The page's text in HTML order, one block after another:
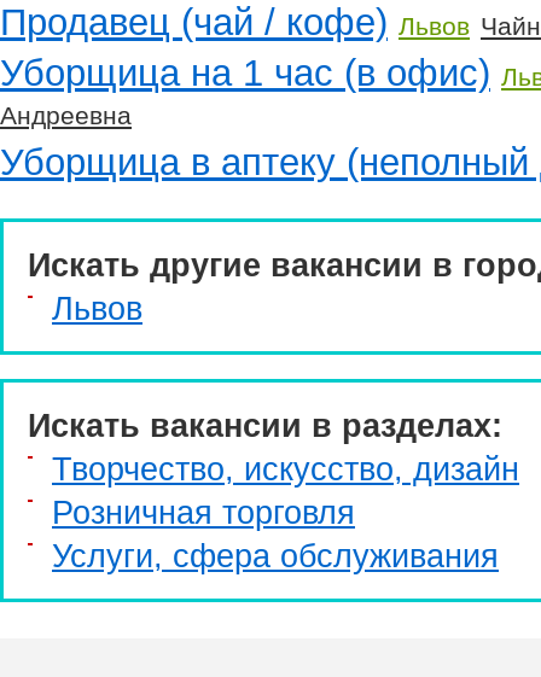
Продавец (чай / кофе) Львов
Уборщица на 1 час (в офис)
Андреевна
Уборщица в аптеку (неполный
Искать другие вакансии в
Львов
Искать вакансии в разделах:
Творчество, искусство, дизайн
Розничная торговля
Услуги, cфера обслуживания